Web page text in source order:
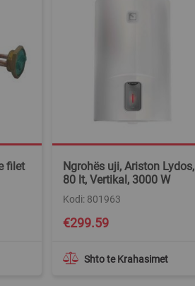
filet
Ngrohës uji, Ariston Lydos,
80 lt, Vertikal, 3000 W
Kodi: 801963
Shto te Krahasimet
€299.59